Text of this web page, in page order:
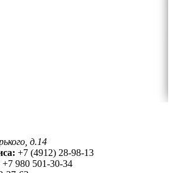
д.14
+7 (4912) 28-98-13
+7 980 501-30-34